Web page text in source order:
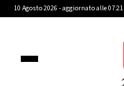
10 Agosto 2026 - aggiornato alle 07:21